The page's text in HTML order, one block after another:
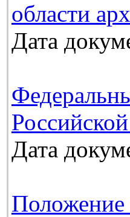
области
Дата
Дата
Положение